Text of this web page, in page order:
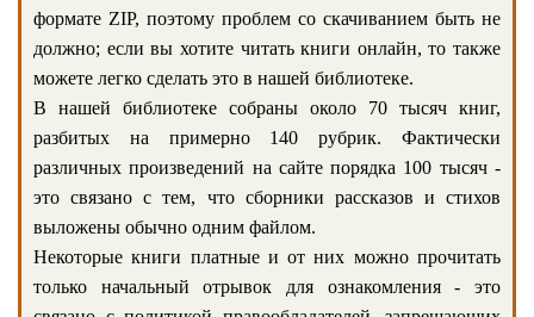
формате ZIP, поэтому проблем со скачиванием быть не
должно; если вы хотите читать книги онлайн, то также
можете легко сделать это в нашей библиотеке.
В нашей библиотеке собраны около 70 тысяч книг,
разбитых на примерно 140 рубрик. Фактически
различных произведений на сайте порядка 100 тысяч -
это связано с тем, что сборники рассказов и стихов
выложены обычно одним файлом.
Некоторые книги платные и от них можно прочитать
только начальный отрывок для ознакомления - это